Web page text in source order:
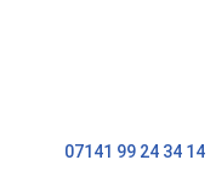
07141 99 24 34 14